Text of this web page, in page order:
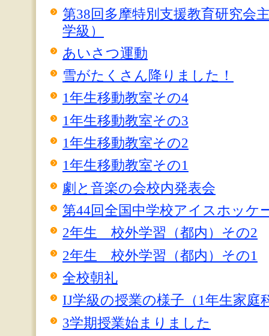
第38回多摩特別支援教育研究
学級）
あいさつ運動
雪がたくさん降りました！
1年生移動教室その4
1年生移動教室その3
1年生移動教室その2
1年生移動教室その1
劇と音楽の会校内発表会
第44回全国中学校アイスホッケ
2年生 校外学習（都内）その2
2年生 校外学習（都内）その1
全校朝礼
IJ学級の授業の様子（1年生家庭
3学期授業始まりました